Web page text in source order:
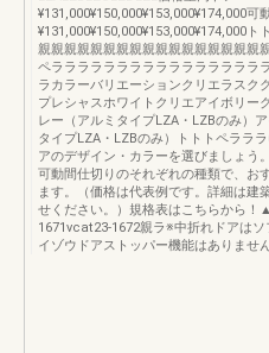
¥131,000¥150,000¥153,000¥174,000可
¥131,000¥150,000¥153,000¥174,000ト
親親親親親親親親親親親親親親親親親
ペララララララララララララララララ
ラカラーバリエーションクリエラスク
プレシャスホワイトクリエアイボリー
レー（アルミタイプLZA・LZBのみ）
タイプLZA・LZBのみ）トトトペララ
アのデザイン・カラーを選びましょう
可動間仕切りのそれぞれの種類で、お
ます。（価格は代表例です。詳細は建
せください。）規格表はこちらから
1671vcat23-1672親ラ※中折れドアは
イゾウドアストッパー機能はありませ